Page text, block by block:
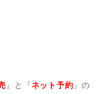
』と『ネット予約 』の